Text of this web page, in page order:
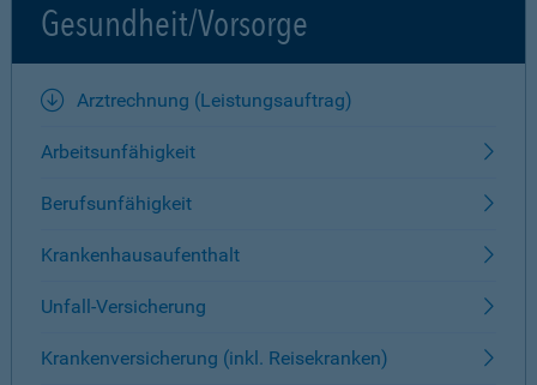
Gesundheit/Vorsorge
Arztrechnung (Leistungsauftrag)
Arbeitsunfähigkeit
Berufsunfähigkeit
Krankenhausaufenthalt
Unfall-Versicherung
Krankenversicherung (inkl. Reisekranken)